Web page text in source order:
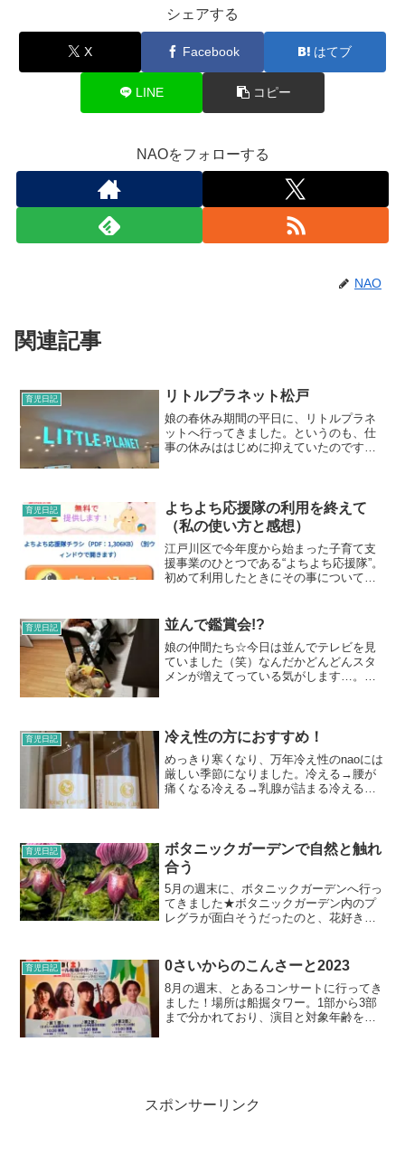
シェアする
X Facebook はてブ
LINE コピー
NAOをフォローする
NAO
関連記事
育児日記 リトルプラネット松戸
娘の春休み期間の平日に、リトルプラネ
ットへ行ってきました。というのも、仕
事の休みははじめに抑えていたのですが
が良かったためそちらに行...
育児日記
よちよち応援隊の利用を終えて
（私の使い方と感想）
江戸川区で今年度から始まった子育て支
援事業のひとつである“よちよち応援隊”。
初めて利用したときにその事についてブ
をきれいに使い終わりました。よちよち
応援隊は、0歳の子...
育児日記 並んで鑑賞会!?
娘の仲間たち☆今日は並んでテレビを見
ていました（笑）なんだかどんどんスタ
メンが増えてっている気がします…。片
育児日記 冷え性の方におすすめ！
めっきり寒くなり、万年冷え性のnaoには
厳しい季節になりました。冷える→腰が
痛くなる冷える→乳腺が詰まる冷える→
の誕生日にプレ...
育児日記
ボタニックガーデンで自然と触れ
合う
5月の週末に、ボタニックガーデンへ行っ
てきました★ボタニックガーデン内のプ
レグラが面白そうだったのと、花好きの
Garden）”で色んな蘭の花を見て喜ぶかな
と思...
育児日記 0さいからのこんさーと2023
8月の週末、とあるコンサートに行ってき
ました！場所は船掘タワー。1部から3部
まで分かれており、演目と対象年齢をみ
スポンサーリンク